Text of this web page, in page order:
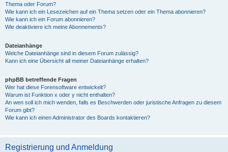
Thema oder Forum?
Wie kann ich ein Lesezeichen auf ein Thema setzen oder ein Thema abonnieren?
Wie kann ich ein Forum abonnieren?
Wie deaktiviere ich meine Abonnements?
Dateianhänge
Welche Dateianhänge sind in diesem Forum zulässig?
Kann ich eine Übersicht all meiner Dateianhänge erhalten?
phpBB betreffende Fragen
Wer hat diese Forensoftware entwickelt?
Warum ist Funktion x oder y nicht enthalten?
An wen soll ich mich wenden, falls es Beschwerden oder juristische Anfragen zu diesem
Forum gibt?
Wie kann ich einen Administrator des Boards kontaktieren?
Registrierung und Anmeldung